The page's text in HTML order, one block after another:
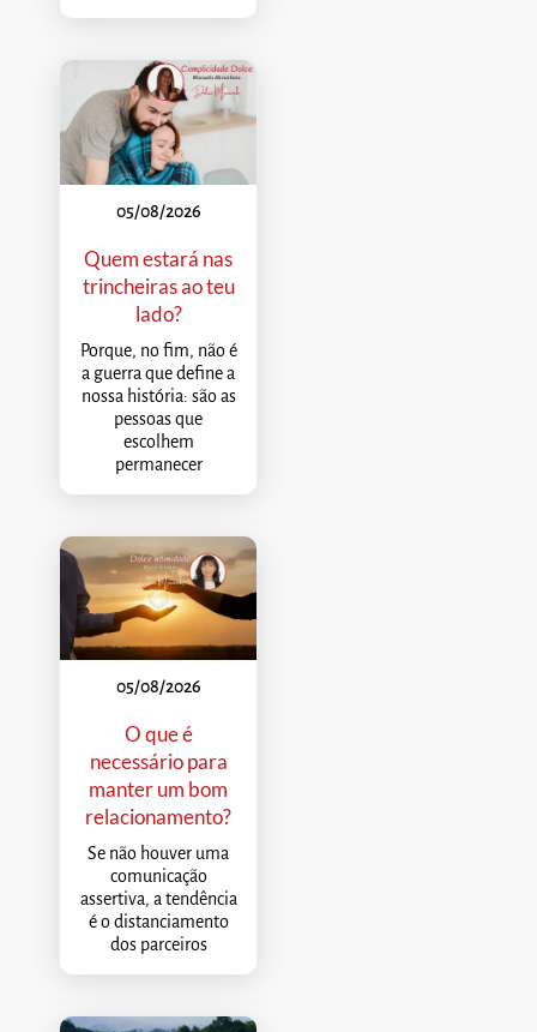
05/08/2026
Quem estará nas
trincheiras ao teu
lado?
Porque, no fim, não é
a guerra que define a
nossa história: são as
pessoas que
escolhem
permanecer
05/08/2026
O que é
necessário para
manter um bom
relacionamento?
Se não houver uma
comunicação
assertiva, a tendência
é o distanciamento
dos parceiros